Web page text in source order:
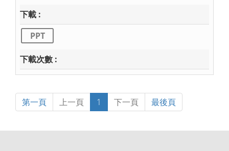
PPT
第一頁 上一頁 1 下一頁 最後頁